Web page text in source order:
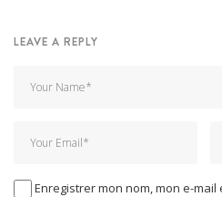
LEAVE A REPLY
Enregistrer mon nom, mon e-